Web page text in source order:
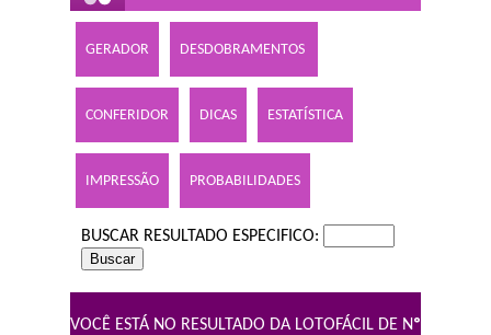
GERADOR DESDOBRAMENTOS
CONFERIDOR DICAS ESTATÍSTICA
IMPRESSÃO PROBABILIDADES
BUSCAR RESULTADO ESPECIFICO:
VOCÊ ESTÁ NO RESULTADO DA LOTOFÁCIL DE Nº